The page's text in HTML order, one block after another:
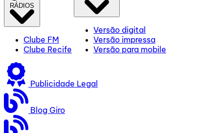
RÁDIOS
Clube FM
Clube Recife
Versão digital
Versão impressa
Versão para mobile
Publicidade Legal
Blog Giro